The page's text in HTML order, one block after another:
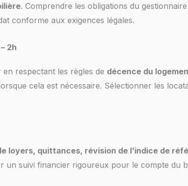
. Comprendre les obligations du
conforme aux exigences légales.
2h
respectant les règles de décence du
cela est nécessaire. Sélectionner les
loyers, quittances, révision de l’indice de
un suivi financier rigoureux pour le compte du